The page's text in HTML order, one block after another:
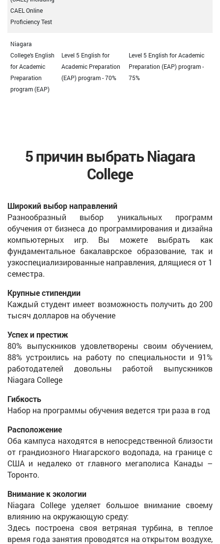
CAEL Online
Proficiency Test
Niagara
College’s English
for Academic
Preparation
program (EAP)
Level 5 English for
Academic Preparation
(EAP) program - 70%
Level 5 English for Academic
Preparation (EAP) program -
75%
5 причин выбрать Niagara
College
Широкий выбор направлений
Разнообразный выбор уникальных программ
обучения от бизнеса до программирования и дизайна
компьютерных игр. Вы можете выбрать как
фундаментальное бакалаврское образование, так и
узкоспециализированные направления, длящиеся от 1
семестра.
Крупные стипендии
Каждый студент имеет возможность получить до 200
тысяч долларов на обучение
Успех и престиж
80% выпускников удовлетворены своим обучением,
88% устроились на работу по специальности и 91%
работодателей довольны работой выпускников
Niagara College
Гибкость
Набор на программы обучения ведется три раза в год
Расположение
Оба кампуса находятся в непосредственной близости
от грандиозного Ниагарского водопада, на границе с
США и недалеко от главного мегаполиса Канады –
Торонто.
Внимание к экологии
Niagara College уделяет большое внимание своему
влиянию на окружающую среду:
Здесь построена своя ветряная турбина, в теплое
время года занятия проводятся на открытом воздухе,